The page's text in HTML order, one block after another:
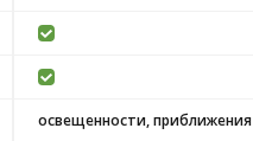
освещенности, приближения